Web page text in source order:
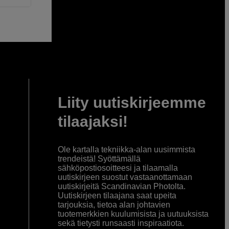
Liity uutiskirjeemme
tilaajaksi!
Ole kartalla tekniikka-alan uusimmista
trendeistä! Syöttämällä
sähköpostiosoitteesi ja tilaamalla
uutiskirjeen suostut vastaanottamaan
uutiskirjeitä Scandinavian Photolta.
Uutiskirjeen tilaajana saat upeita
tarjouksia, tietoa alan johtavien
tuotemerkkien kuulumisista ja uutuuksista
sekä tietysti runsaasti inspiraatiota.